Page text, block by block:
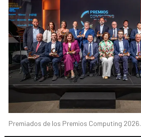
Premiados de los Premios Computing 2026.